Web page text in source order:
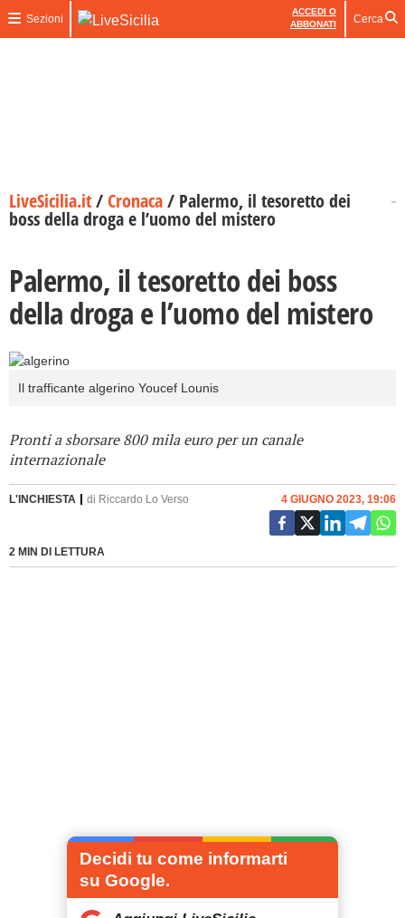
Sezioni
ACCEDI O
ABBONATI
Cerca
LiveSicilia.it/Cronaca/ Palermo, il tesoretto dei
boss della droga e l’uomo del mistero
Palermo, il tesoretto dei boss
della droga e l’uomo del mistero
Il trafficante algerino Youcef Lounis
Pronti a sborsare 800 mila euro per un canale
internazionale
L'INCHIESTA di Riccardo Lo Verso
2 MIN DI LETTURA
4 GIUGNO 2023, 19:06
Decidi tu come informarti
su Google.